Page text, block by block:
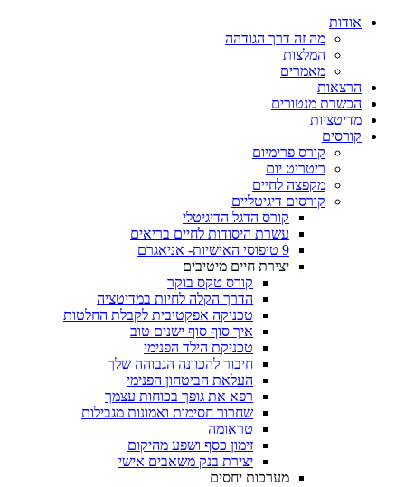
אודות
מה זה דרך הגודהה
המלצות
מאמרים
הרצאות
הכשרת מנטורים
מדיטציות
קורסים
קורס פרימיום
ריטריט יום
מקפצה לחיים
קורסים דיגיטליים
קורס הדגל הדיגיטלי
עשרת היסודות לחיים בריאים
9 טיפוסי האישיות- אניאגרם
יצירת חיים מיטיבים
קורס טקס בוקר
הדרך הקלה לחיות במדיטציה
טכניקה אפקטיבית לקבלת החלטות
איך סוף סוף ישנים טוב
טכניקת הילד הפנימי
חיבור להכוונה הגבוהה שלך
העלאת הביטחון הפנימי
רפא את גופך בכוחות עצמך
שחרור חסימות ואמונות מגבילות
טראומה
זימון כסף ושפע מהיקום
יצירת בנק משאבים אישי
מערכות יחסים